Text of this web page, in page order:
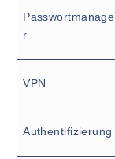
Passwortmanage
r
VPN
Authentifizierung